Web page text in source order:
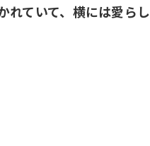
れていて、横には愛らし